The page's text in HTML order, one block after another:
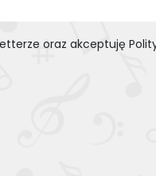
oraz akceptuję